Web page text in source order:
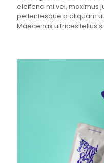
eleifend mi vel, maximus
pellentesque a aliquam
Maecenas ultrices tellus